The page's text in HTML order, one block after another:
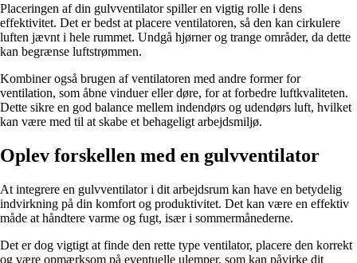
Placeringen af din gulvventilator spiller en vigtig rolle i dens
effektivitet. Det er bedst at placere ventilatoren, så den kan cirkulere
luften jævnt i hele rummet. Undgå hjørner og trange områder, da dette
kan begrænse luftstrømmen.
Kombiner også brugen af ventilatoren med andre former for
ventilation, som åbne vinduer eller døre, for at forbedre luftkvaliteten.
Dette sikre en god balance mellem indendørs og udendørs luft, hvilket
kan være med til at skabe et behageligt arbejdsmiljø.
Oplev forskellen med en gulvventilator
At integrere en gulvventilator i dit arbejdsrum kan have en betydelig
indvirkning på din komfort og produktivitet. Det kan være en effektiv
måde at håndtere varme og fugt, især i sommermånederne.
Det er dog vigtigt at finde den rette type ventilator, placere den korrekt
og være opmærksom på eventuelle ulemper, som kan påvirke dit